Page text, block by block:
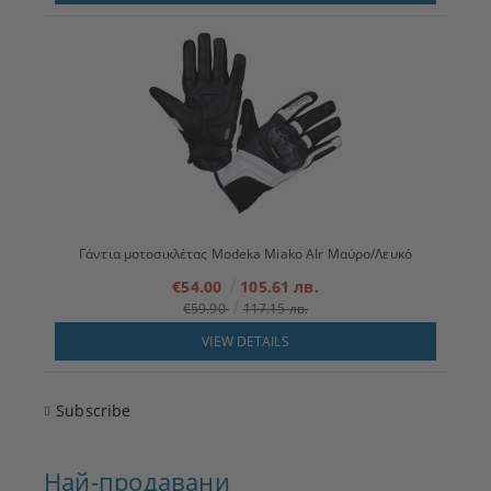
Γάντια μοτοσικλέτας Modeka Miako AIr Μαύρο/Λευκό
€54.00 105.61 лв.
€59.90
117.15 лв.
VIEW DETAILS
Subscribe
Най-продавани